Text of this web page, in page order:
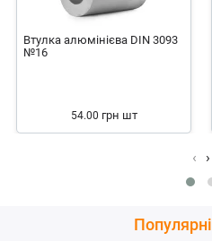
Втулка алюмінієва DIN 3093
№16
54.00 грн шт
‹ ›
Популярні